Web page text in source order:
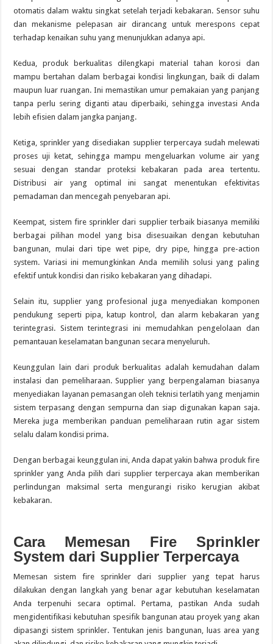
otomatis dalam waktu singkat setelah terjadi kebakaran. Sensor suhu
dan mekanisme pelepasan air dirancang untuk merespons cepat
terhadap kenaikan suhu yang menunjukkan adanya api.
Kedua, produk berkualitas dilengkapi material tahan korosi dan
mampu bertahan dalam berbagai kondisi lingkungan, baik di dalam
maupun luar ruangan. Ini memastikan umur pemakaian yang panjang
tanpa perlu sering diganti atau diperbaiki, sehingga investasi Anda
lebih efisien dalam jangka panjang.
Ketiga, sprinkler yang disediakan supplier terpercaya sudah melewati
proses uji ketat, sehingga mampu mengeluarkan volume air yang
sesuai dengan standar proteksi kebakaran pada area tertentu.
Distribusi air yang optimal ini sangat menentukan efektivitas
pemadaman dan mencegah penyebaran api.
Keempat, sistem fire sprinkler dari supplier terbaik biasanya memiliki
berbagai pilihan model yang bisa disesuaikan dengan kebutuhan
bangunan, mulai dari tipe wet pipe, dry pipe, hingga pre-action
system. Variasi ini memungkinkan Anda memilih solusi yang paling
efektif untuk kondisi dan risiko kebakaran yang dihadapi.
Selain itu, supplier yang profesional juga menyediakan komponen
pendukung seperti pipa, katup kontrol, dan alarm kebakaran yang
terintegrasi. Sistem terintegrasi ini memudahkan pengelolaan dan
pemantauan keselamatan bangunan secara menyeluruh.
Keunggulan lain dari produk berkualitas adalah kemudahan dalam
instalasi dan pemeliharaan. Supplier yang berpengalaman biasanya
menyediakan layanan pemasangan oleh teknisi terlatih yang menjamin
sistem terpasang dengan sempurna dan siap digunakan kapan saja.
Mereka juga memberikan panduan pemeliharaan rutin agar sistem
selalu dalam kondisi prima.
Dengan berbagai keunggulan ini, Anda dapat yakin bahwa produk fire
sprinkler yang Anda pilih dari supplier terpercaya akan memberikan
perlindungan maksimal serta mengurangi risiko kerugian akibat
kebakaran.
Cara Memesan Fire Sprinkler
System dari Supplier Terpercaya
Memesan sistem fire sprinkler dari supplier yang tepat harus
dilakukan dengan langkah yang benar agar kebutuhan keselamatan
Anda terpenuhi secara optimal. Pertama, pastikan Anda sudah
mengidentifikasi kebutuhan spesifik bangunan atau proyek yang akan
dipasangi sistem sprinkler. Tentukan jenis bangunan, luas area yang